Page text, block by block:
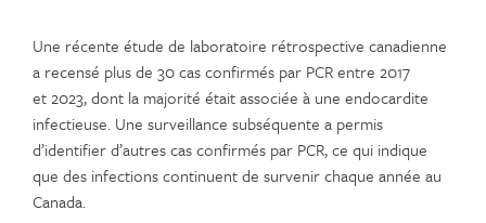
Une récente étude de laboratoire rétrospective canadienne
a recensé plus de 30 cas confirmés par PCR entre 2017
et 2023, dont la majorité était associée à une endocardite
infectieuse. Une surveillance subséquente a permis
d’identifier d’autres cas confirmés par PCR, ce qui indique
que des infections continuent de survenir chaque année au
Canada.